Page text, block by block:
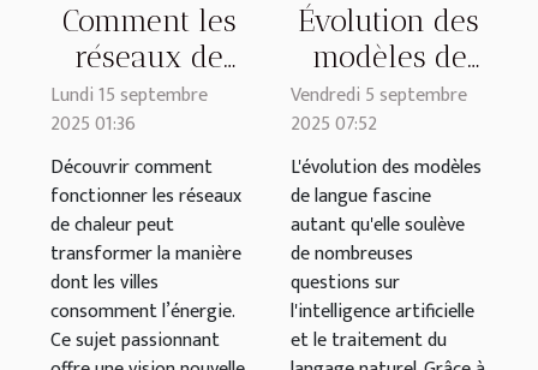
Comment les
réseaux de
chaleur
aident-ils à
réduire
l'empreinte
carbone ?
Lundi 15 septembre
2025 01:36
Découvrir comment
fonctionner les réseaux
de chaleur peut
transformer la manière
dont les villes
consomment l’énergie.
Ce sujet passionnant
Évolution des
modèles de
langue :
analyse des
améliorations
et des
innovations
Vendredi 5 septembre
2025 07:52
L'évolution des modèles
de langue fascine
autant qu'elle soulève
de nombreuses
questions sur
l'intelligence artificielle
et le traitement du